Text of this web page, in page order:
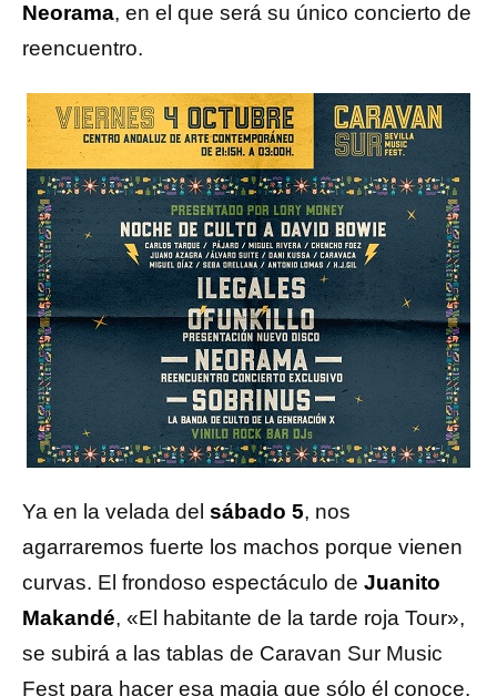
Neorama, en el que será su único concierto de
reencuentro.
Ya en la velada del sábado 5, nos
agarraremos fuerte los machos porque vienen
curvas. El frondoso espectáculo de Juanito
Makandé, «El habitante de la tarde roja Tour»,
se subirá a las tablas de Caravan Sur Music
Fest para hacer esa magia que sólo él conoce.